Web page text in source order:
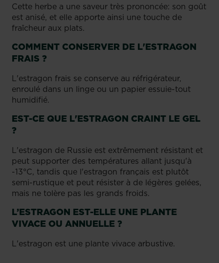
Cette herbe a une saveur très prononcée: son goût
est anisé, et elle apporte ainsi une touche de
fraîcheur aux plats.
COMMENT CONSERVER DE L'ESTRAGON
FRAIS ?
L'estragon frais se conserve au réfrigérateur,
enroulé dans un linge ou un papier essuie-tout
humidifié.
EST-CE QUE L'ESTRAGON CRAINT LE GEL
?
L'estragon de Russie est extrêmement résistant et
peut supporter des températures allant jusqu'à
-13°C, tandis que l'estragon français est plutôt
semi-rustique et peut résister à de légères gelées,
mais ne tolère pas les grands froids.
L’ESTRAGON EST-ELLE UNE PLANTE
VIVACE OU ANNUELLE ?
L'estragon est une plante vivace arbustive.